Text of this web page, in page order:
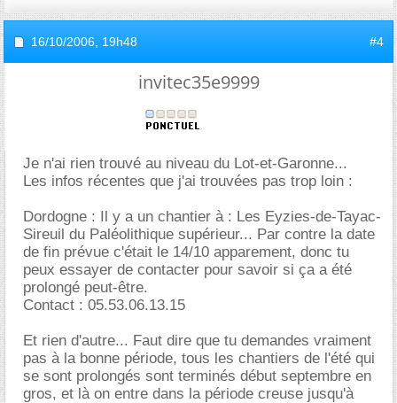
16/10/2006, 19h48 #4
invitec35e9999
Je n'ai rien trouvé au niveau du Lot-et-Garonne...
Les infos récentes que j'ai trouvées pas trop loin :
Dordogne : Il y a un chantier à : Les Eyzies-de-Tayac-
Sireuil du Paléolithique supérieur... Par contre la date
de fin prévue c'était le 14/10 apparement, donc tu
peux essayer de contacter pour savoir si ça a été
prolongé peut-être.
Contact : 05.53.06.13.15
Et rien d'autre... Faut dire que tu demandes vraiment
pas à la bonne période, tous les chantiers de l'été qui
se sont prolongés sont terminés début septembre en
gros, et là on entre dans la période creuse jusqu'à